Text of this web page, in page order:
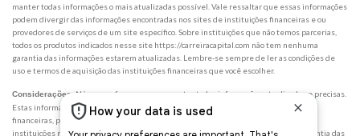
manter todas informações o mais atualizadas possível. Vale ressaltar que essas informações
podem divergir das informações encontradas nos sites de instituições financeiras e ou
provedores de serviços de um site específico. Sobre instituições que não temos parcerias,
todos os produtos indicados nesse site https://carreiracapital.com não tem nenhuma
garantia das informações estarem atualizadas. Lembre-se sempre de ler as condições de
uso e termos de aquisição das instituições financeiras que você escolher.
Considerações:
Nós nos esforçamos para manter todas informações atualizadas e precisas.
Estas informações podem ser diferentes do que você vê nos sites de instituições
financeiras, provedores de serviços ou um site de produtos específicos. Em caso de
instituições não parceiras, todos os produtos financeiros são apresentados sem garantia das